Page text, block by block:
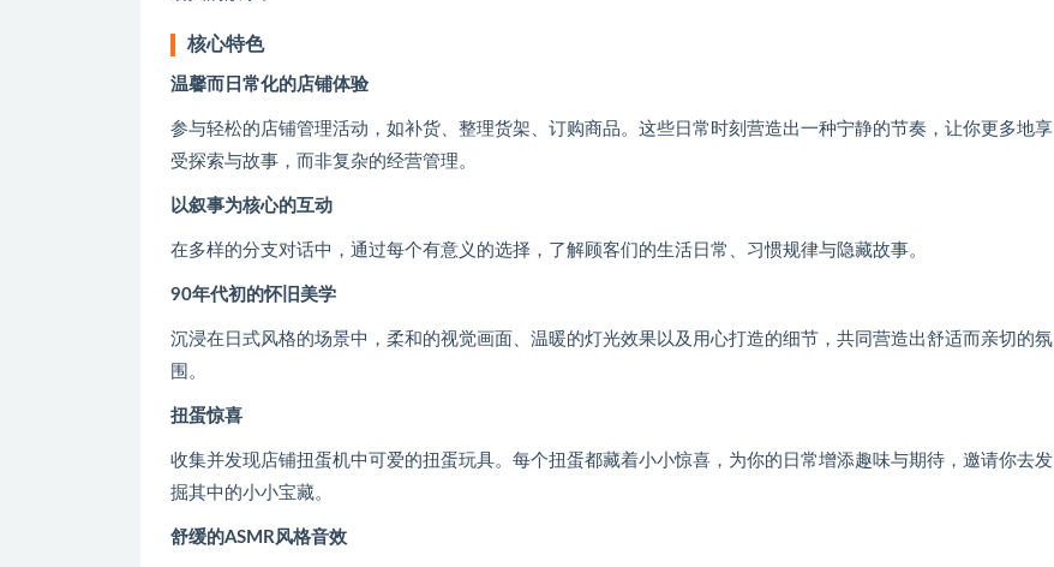
核心特色
温馨而日常化的店铺体验
参与轻松的店铺管理活动，如补货、整理货架、订购商品。这些日常时刻营造出一种宁静的节奏，让你更多地享
受探索与故事，而非复杂的经营管理。
以叙事为核心的互动
在多样的分支对话中，通过每个有意义的选择，了解顾客们的生活日常、习惯规律与隐藏故事。
90年代初的怀旧美学
沉浸在日式风格的场景中，柔和的视觉画面、温暖的灯光效果以及用心打造的细节，共同营造出舒适而亲切的氛
围。
扭蛋惊喜
收集并发现店铺扭蛋机中可爱的扭蛋玩具。每个扭蛋都藏着小小惊喜，为你的日常增添趣味与期待，邀请你去发
掘其中的小小宝藏。
舒缓的ASMR风格音效